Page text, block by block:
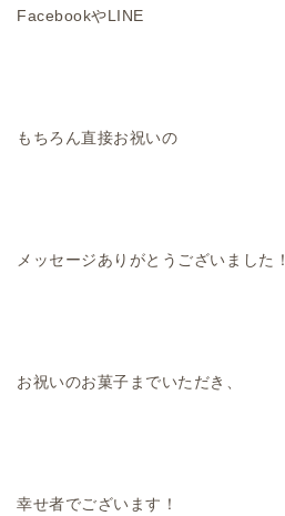
FacebookやLINE
もちろん直接お祝いの
メッセージありがとうございました！
お祝いのお菓子までいただき、
幸せ者でございます！